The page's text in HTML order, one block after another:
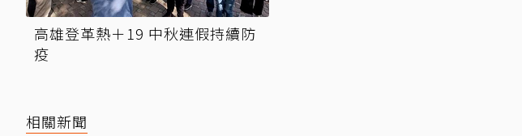
高雄登革熱＋19 中秋連假持續防
疫
相關新聞